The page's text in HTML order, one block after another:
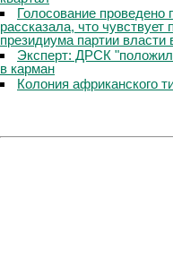
Голосование
рассказала, что
президиума партии власти
Эксперт: ДРСК
в карман
Колония африканского